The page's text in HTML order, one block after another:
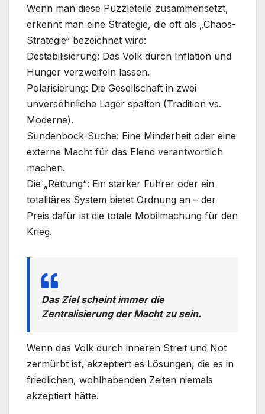
Wenn man diese Puzzleteile zusammensetzt,
erkennt man eine Strategie, die oft als „Chaos-
Strategie“ bezeichnet wird:
Destabilisierung: Das Volk durch Inflation und
Hunger verzweifeln lassen.
Polarisierung: Die Gesellschaft in zwei
unversöhnliche Lager spalten (Tradition vs.
Moderne).
Sündenbock-Suche: Eine Minderheit oder eine
externe Macht für das Elend verantwortlich
machen.
Die „Rettung“: Ein starker Führer oder ein
totalitäres System bietet Ordnung an – der
Preis dafür ist die totale Mobilmachung für den
Krieg.
Das Ziel scheint immer die
Zentralisierung der Macht zu sein.
Wenn das Volk durch inneren Streit und Not
zermürbt ist, akzeptiert es Lösungen, die es in
friedlichen, wohlhabenden Zeiten niemals
akzeptiert hätte.